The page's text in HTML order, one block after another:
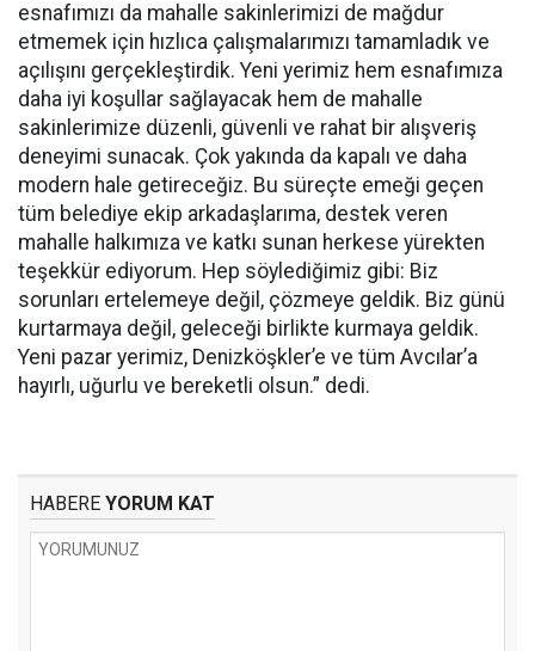
esnafımızı da mahalle sakinlerimizi de mağdur
etmemek için hızlıca çalışmalarımızı tamamladık ve
açılışını gerçekleştirdik. Yeni yerimiz hem esnafımıza
daha iyi koşullar sağlayacak hem de mahalle
sakinlerimize düzenli, güvenli ve rahat bir alışveriş
deneyimi sunacak. Çok yakında da kapalı ve daha
modern hale getireceğiz. Bu süreçte emeği geçen
tüm belediye ekip arkadaşlarıma, destek veren
mahalle halkımıza ve katkı sunan herkese yürekten
teşekkür ediyorum. Hep söylediğimiz gibi: Biz
sorunları ertelemeye değil, çözmeye geldik. Biz günü
kurtarmaya değil, geleceği birlikte kurmaya geldik.
Yeni pazar yerimiz, Denizköşkler’e ve tüm Avcılar’a
hayırlı, uğurlu ve bereketli olsun.” dedi.
HABERE YORUM KAT